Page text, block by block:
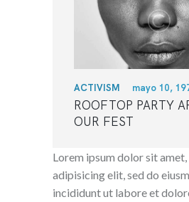
ACTIVISM mayo 10,
ROOFTOP PARTY
OUR FEST
Lorem ipsum dolor sit
adipisicing elit, sed do
incididunt ut labore et